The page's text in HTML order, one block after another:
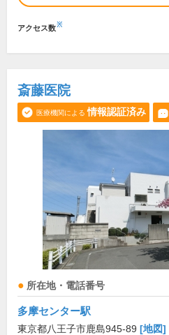
アクセス数※
斎藤医院
医療機関による 情報認証済み
所在地・電話番号
多摩センター駅
東京都八王子市鹿島945-89 [地図]